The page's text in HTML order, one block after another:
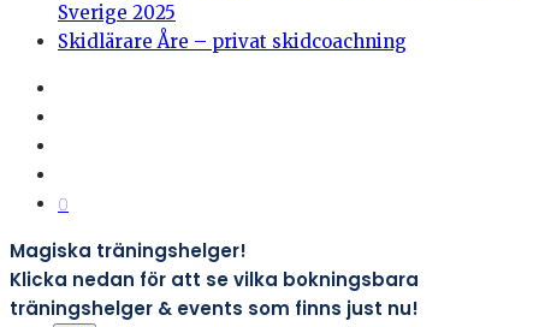
Sverige 2025
Skidlärare Åre – privat skidcoachning
0
Magiska träningshelger!
Klicka nedan för att se vilka bokningsbara
träningshelger & events som finns just nu!